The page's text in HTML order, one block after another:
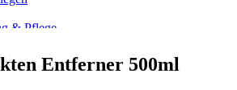
& Pflege
Entferner 500ml